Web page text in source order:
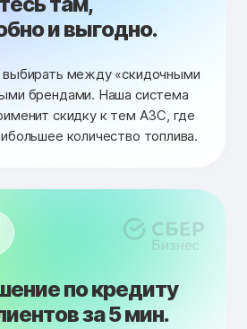
и выгодно.
между «скидочными
брендами. Наша система
скидку к тем АЗС, где
количество топлива.
по кредиту
за 5 мин.